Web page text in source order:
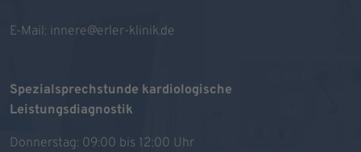
E-Mail: innere@erler-klinik.de
Spezialsprechstunde kardiologische
Leistungsdiagnostik
Donnerstag: 09:00 bis 12:00 Uhr